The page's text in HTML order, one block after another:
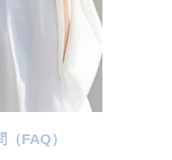
FAQ）